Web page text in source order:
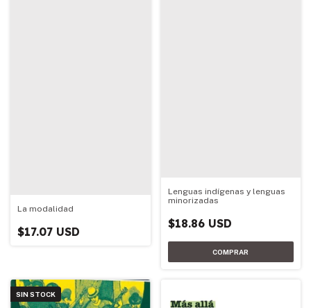
La modalidad
$17.07 USD
Lenguas indígenas y lenguas
minorizadas
$18.86 USD
SIN STOCK